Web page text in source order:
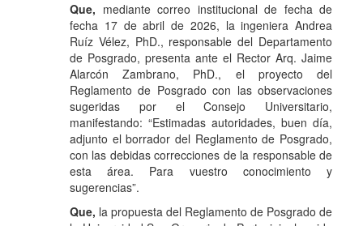
Que, mediante correo institucional de fecha de
fecha 17 de abril de 2026, la ingeniera Andrea
Ruíz Vélez, PhD., responsable del Departamento
de Posgrado, presenta ante el Rector Arq. Jaime
Alarcón Zambrano, PhD., el proyecto del
Reglamento de Posgrado con las observaciones
sugeridas por el Consejo Universitario,
manifestando: “Estimadas autoridades, buen día,
adjunto el borrador del Reglamento de Posgrado,
con las debidas correcciones de la responsable de
esta área. Para vuestro conocimiento y
sugerencias”.
Que, la propuesta del Reglamento de Posgrado de